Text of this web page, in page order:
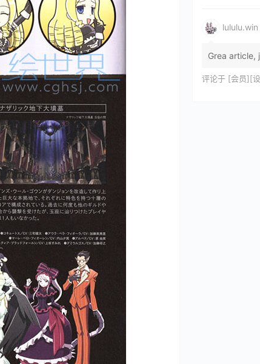
Grea article,
评论于 [会员][设定集]苍翼